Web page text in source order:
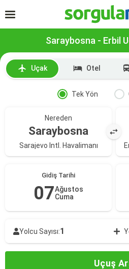
Saraybosna - Erbil
Uçak Otel
Tek Yön
Nereden
Saraybosna
Sarajevo Intl. Havalimanı
Gidiş Tarihi
07Ağustos
Cuma
Yolcu Sayısı:1
Uçuş